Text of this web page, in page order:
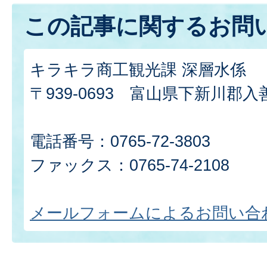
この記事に関するお問
キラキラ商工観光課 深層水係
〒939-0693 富山県下新川郡入
電話番号：0765-72-3803
ファックス：0765-74-2108
メールフォームによるお問い合